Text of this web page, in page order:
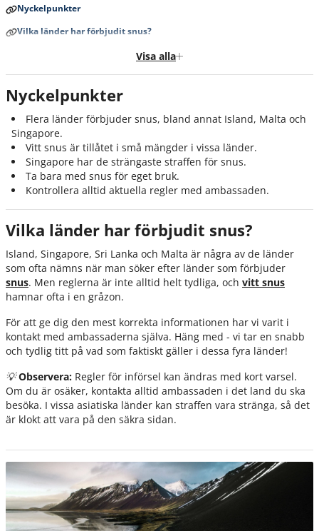
Nyckelpunkter
Vilka länder har förbjudit snus?
🇱🇰 Ta med snus till Sri Lanka?
🇸🇬 Singapore - nolltolerans mot snus
🇲🇹 Malta – “Le!”
Snabbguide
Sammanfattning
Källor
Visa alla
Nyckelpunkter
Flera länder förbjuder snus, bland annat Island, Malta och
Singapore.
Vitt snus är tillåtet i små mängder i vissa länder.
Singapore har de strängaste straffen för snus.
Ta bara med snus för eget bruk.
Kontrollera alltid aktuella regler med ambassaden.
Vilka länder har förbjudit snus?
Island, Singapore, Sri Lanka och Malta är några av de länder
som ofta nämns när man söker efter länder som förbjuder
snus. Men reglerna är inte alltid helt tydliga, och vitt snus
hamnar ofta i en gråzon.
För att ge dig den mest korrekta informationen har vi varit i
kontakt med ambassaderna själva. Häng med - vi tar en snabb
och tydlig titt på vad som faktiskt gäller i dessa fyra länder!
💡Observera: Regler för införsel kan ändras med kort varsel.
Om du är osäker, kontakta alltid ambassaden i det land du ska
besöka. I vissa asiatiska länder kan straffen vara stränga, så det
är klokt att vara på den säkra sidan.